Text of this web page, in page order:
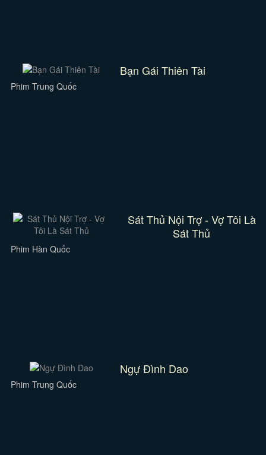
Bạn Gái Thiên Tài
Phim Trung Quốc
Sát Thủ Nội Trợ - Vợ Tôi Là
Sát Thủ
Phim Hàn Quốc
Ngự Đình Dao
Phim Trung Quốc